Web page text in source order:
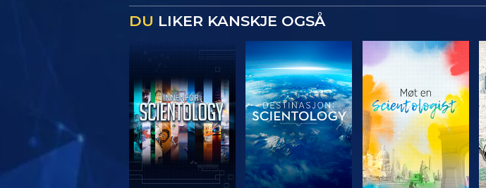
DU LIKER KANSKJE OGSÅ